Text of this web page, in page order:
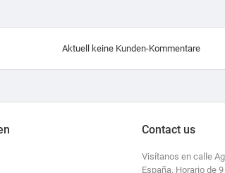
Aktuell keine Kunden-Kommentare
Contact us
Visítanos en calle
España. Horario de